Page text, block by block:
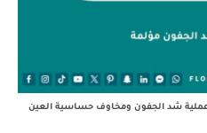
شد الجفون ومخاوف حساسية العين